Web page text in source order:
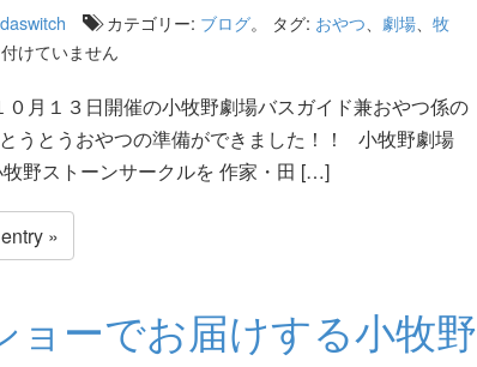
カテゴリー: ブログ。 タグ: おやつ 劇場、 牧
けていません
０月１３日開催の小牧野劇場バスガイド兼おやつ係の
うとうおやつの準備ができました！！ 小牧野劇場
野ストーンサークルを 作家・田 […]
»
ョーでお届けする小牧野